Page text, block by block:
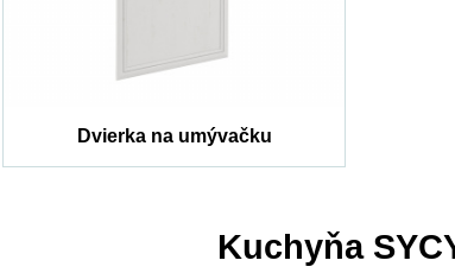
Dvierka na umývačku
Kuchyňa